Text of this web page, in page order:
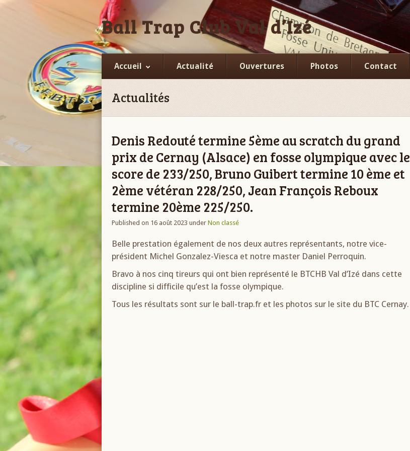
Ball Trap Club Val d’Izé
Accueil Actualité Ouvertures Photos Contact
Actualités
Denis Redouté termine 5ème au scratch du grand
prix de Cernay (Alsace) en fosse olympique avec le
score de 233/250, Bruno Guibert termine 10 ème et
2ème vétéran 228/250, Jean François Reboux
termine 20ème 225/250.
Published on 16 août 2023 under Non classé
Belle prestation également de nos deux autres représentants, notre vice-
président Michel Gonzalez-Viesca et notre master Daniel Perroquin.
Bravo à nos cinq tireurs qui ont bien représenté le BTCHB Val d’Izé dans cette
discipline si difficile qu’est la fosse olympique.
Tous les résultats sont sur le ball-trap.fr et les photos sur le site du BTC Cernay.